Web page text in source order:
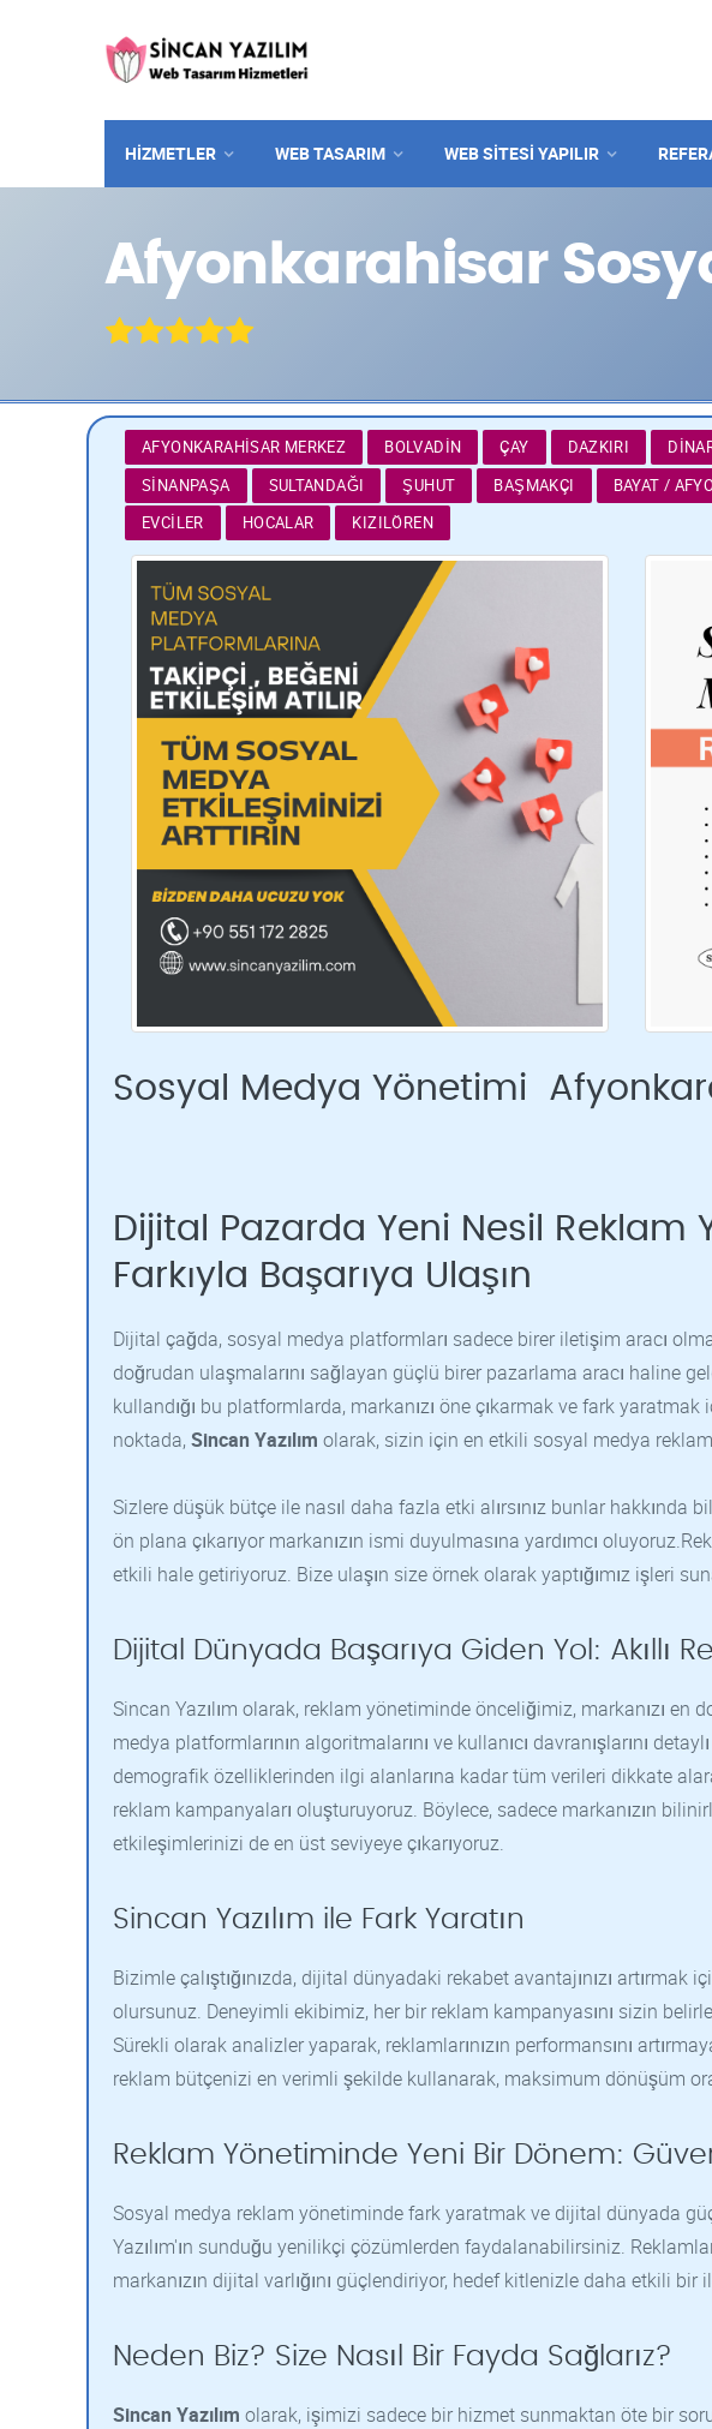
HİZMETLER WEB TASARIM WEB SITESI YAPILIR
Afyonkarahisar
AFYONKARAHISAR MERKEZ BOLVADIN ÇAY DAZKIRI
SINANPAŞA
SULTANDAĞI ŞUHUT BAŞMAKÇI BAYAT /
EVCILER
HOCALAR KIZILÖREN
Sosyal Medya Yönetimi
Dijital Pazarda Yeni Nesil Reklam
Farkıyla Başarıya Ulaşın
Dijital çağda, sosyal medya platformları sadece birer iletişim aracı
doğrudan ulaşmalarını sağlayan güçlü birer pazarlama aracı haline
kullandığı bu platformlarda, markanızı öne çıkarmak ve fark
noktada, Sincan Yazılım olarak, sizin için en etkili sosyal medya
Sizlere düşük bütçe ile nasıl daha fazla etki alırsınız bunlar hakkında
ön plana çıkarıyor markanızın ismi duyulmasına yardımcı
etkili hale getiriyoruz. Bize ulaşın size örnek olarak yaptığımız işleri
Dijital Dünyada Başarıya Giden Yol: Akıllı
Sincan Yazılım olarak, reklam yönetiminde önceliğimiz, markanızı
medya platformlarının algoritmalarını ve kullanıcı davranışlarını
demografik özelliklerinden ilgi alanlarına kadar tüm verileri dikkate
reklam kampanyaları oluşturuyoruz. Böylece, sadece markanızın
etkileşimlerinizi de en üst seviyeye çıkarıyoruz.
Sincan Yazılım ile Fark Yaratın
Bizimle çalıştığınızda, dijital dünyadaki rekabet avantajınızı artırmak
olursunuz. Deneyimli ekibimiz, her bir reklam kampanyasını sizin
Sürekli olarak analizler yaparak, reklamlarınızın performansını
reklam bütçenizi en verimli şekilde kullanarak, maksimum dönüşüm
Reklam Yönetiminde Yeni Bir Dönem:
Sosyal medya reklam yönetiminde fark yaratmak ve dijital dünyada
Yazılım'ın sunduğu yenilikçi çözümlerden faydalanabilirsiniz.
markanızın dijital varlığını güçlendiriyor, hedef kitlenizle daha etkili bir
Neden Biz? Size Nasıl Bir Fayda Sağlarız?
Sincan Yazılım olarak, işimizi sadece bir hizmet sunmaktan öte bir